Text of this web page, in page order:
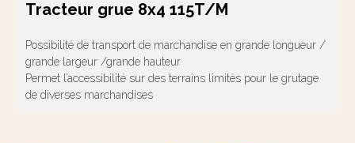
Tracteur grue 8x4 115T/M
Possibilité de transport de marchandise en grande longueur /
grande largeur /grande hauteur
Permet l’accessibilité sur des terrains limités pour le grutage
de diverses marchandises